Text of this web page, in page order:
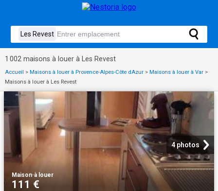
1 002 maisons à louer à Les Revest
Accueil > Maisons à louer à Provence-Alpes-Côte dAzur > Maisons à louer à Var >
Maisons à louer à Les Revest
4 photos
Maison·à louer
111 €